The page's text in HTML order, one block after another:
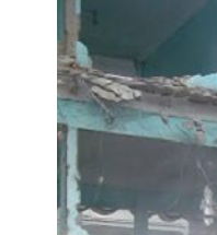
Phá dỡ công trình